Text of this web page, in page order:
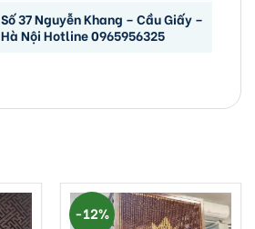
Số 37 Nguyễn Khang – Cầu Giấy –
Hà Nội Hotline 0965956325
-12%